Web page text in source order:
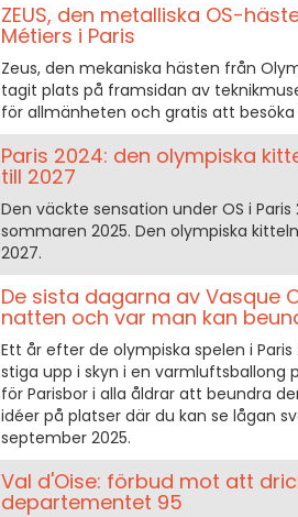
ZEUS, den metalliska OS-
Métiers i Paris
Zeus, den mekaniska hästen från
tagit plats på framsidan av
för allmänheten och gratis att besöka
Paris 2024: den olympiska
till 2027
Den väckte sensation under OS i
sommaren 2025. Den olympiska
2027.
De sista dagarna av Vasque
natten och var man kan
Ett år efter de olympiska spelen i
stiga upp i skyn i en varmluftsballong
för Parisbor i alla åldrar att beundra
idéer på platser där du kan se lågan
september 2025.
Val d'Oise: förbud mot att
departementet 95